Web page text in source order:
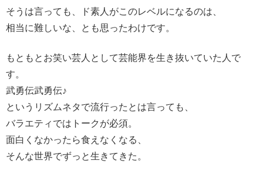
そうは言っても、ド素人がこのレベルになるのは、
相当に難しいな、とも思ったわけです。
もともとお笑い芸人として芸能界を生き抜いていた人で
す。
武勇伝武勇伝♪
というリズムネタで流行ったとは言っても、
バラエティではトークが必須。
面白くなかったら食えなくなる、
そんな世界でずっと生きてきた。